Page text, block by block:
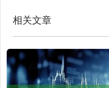
相关文章